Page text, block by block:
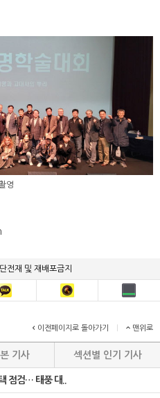
영
전재 및 재배포금지
이전페이지로 돌아가기 맨위로
기사 섹션별 인기 기사
점검… 태풍 대..